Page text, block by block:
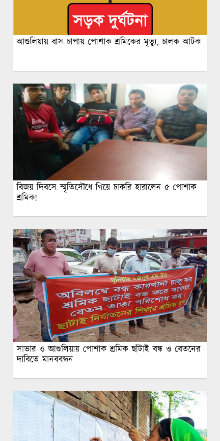
আশুলিয়ায় বাস চাপায় পোশাক শ্রমিকের মৃত্যু, চালক আটক
বিজয় দিবসে স্মৃতিসৌধে গিয়ে চাকরি হারালেন ৫ পোশাক
শ্রমিক!
সাভার ও আশুলিয়ায় পোশাক শ্রমিক ছাঁটাই বন্ধ ও বেতনের
দাবিতে মানববন্ধন